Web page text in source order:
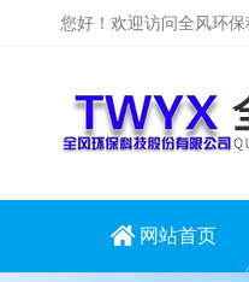
您好！欢迎访问全风环保
网站首页